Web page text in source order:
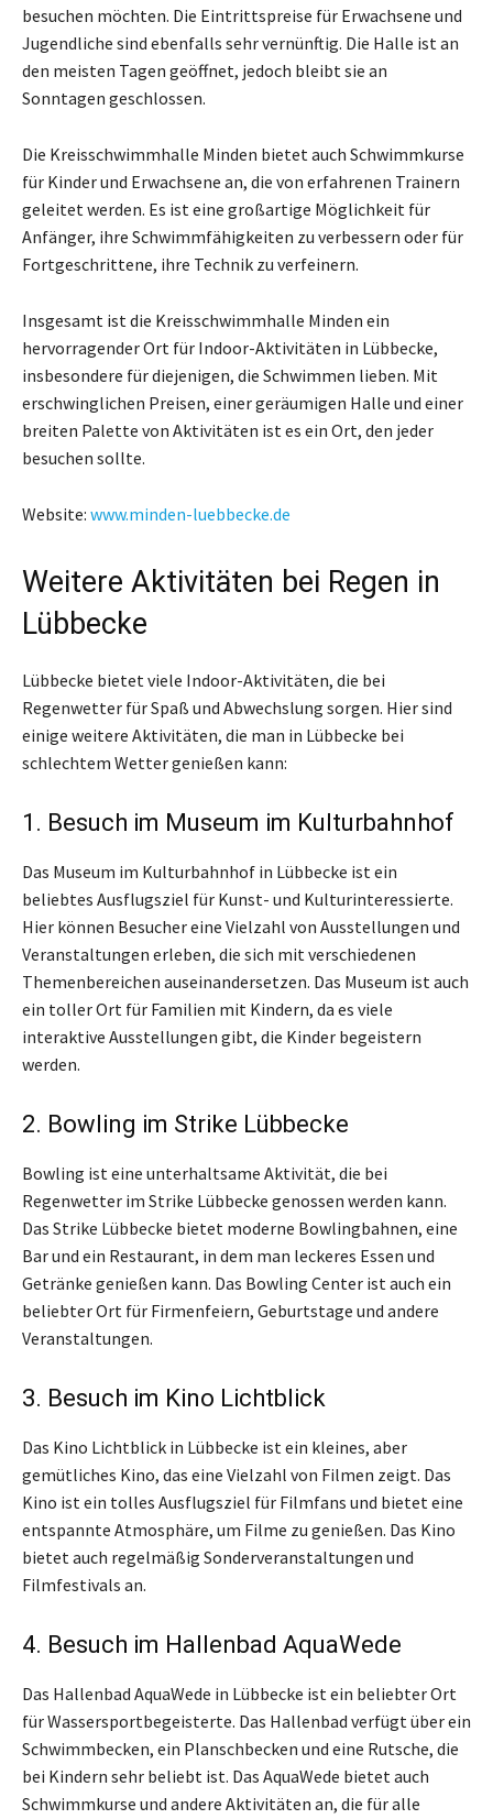
besuchen möchten. Die Eintrittspreise für Erwachsene und
Jugendliche sind ebenfalls sehr vernünftig. Die Halle ist an
den meisten Tagen geöffnet, jedoch bleibt sie an
Sonntagen geschlossen.
Die Kreisschwimmhalle Minden bietet auch Schwimmkurse
für Kinder und Erwachsene an, die von erfahrenen Trainern
geleitet werden. Es ist eine großartige Möglichkeit für
Anfänger, ihre Schwimmfähigkeiten zu verbessern oder für
Fortgeschrittene, ihre Technik zu verfeinern.
Insgesamt ist die Kreisschwimmhalle Minden ein
hervorragender Ort für Indoor-Aktivitäten in Lübbecke,
insbesondere für diejenigen, die Schwimmen lieben. Mit
erschwinglichen Preisen, einer geräumigen Halle und einer
breiten Palette von Aktivitäten ist es ein Ort, den jeder
besuchen sollte.
Website: www.minden-luebbecke.de
Weitere Aktivitäten bei Regen in
Lübbecke
Lübbecke bietet viele Indoor-Aktivitäten, die bei
Regenwetter für Spaß und Abwechslung sorgen. Hier sind
einige weitere Aktivitäten, die man in Lübbecke bei
schlechtem Wetter genießen kann:
1. Besuch im Museum im Kulturbahnhof
Das Museum im Kulturbahnhof in Lübbecke ist ein
beliebtes Ausflugsziel für Kunst- und Kulturinteressierte.
Hier können Besucher eine Vielzahl von Ausstellungen und
Veranstaltungen erleben, die sich mit verschiedenen
Themenbereichen auseinandersetzen. Das Museum ist auch
ein toller Ort für Familien mit Kindern, da es viele
interaktive Ausstellungen gibt, die Kinder begeistern
werden.
2. Bowling im Strike Lübbecke
Bowling ist eine unterhaltsame Aktivität, die bei
Regenwetter im Strike Lübbecke genossen werden kann.
Das Strike Lübbecke bietet moderne Bowlingbahnen, eine
Bar und ein Restaurant, in dem man leckeres Essen und
Getränke genießen kann. Das Bowling Center ist auch ein
beliebter Ort für Firmenfeiern, Geburtstage und andere
Veranstaltungen.
3. Besuch im Kino Lichtblick
Das Kino Lichtblick in Lübbecke ist ein kleines, aber
gemütliches Kino, das eine Vielzahl von Filmen zeigt. Das
Kino ist ein tolles Ausflugsziel für Filmfans und bietet eine
entspannte Atmosphäre, um Filme zu genießen. Das Kino
bietet auch regelmäßig Sonderveranstaltungen und
Filmfestivals an.
4. Besuch im Hallenbad AquaWede
Das Hallenbad AquaWede in Lübbecke ist ein beliebter Ort
für Wassersportbegeisterte. Das Hallenbad verfügt über ein
Schwimmbecken, ein Planschbecken und eine Rutsche, die
bei Kindern sehr beliebt ist. Das AquaWede bietet auch
Schwimmkurse und andere Aktivitäten an, die für alle